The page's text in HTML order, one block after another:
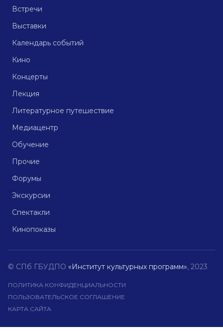
Встречи
Выставки
Календарь событий
Кино
Концерты
Лекция
Литературное путешествие
Медиацентр
Обучение
Прочие
Форумы
Экскурсии
Спектакли
Кинопоказы
© СПб ГБУДПО «Институт культурных программ», 2023
ПОЛИТИКА КОНФИДЕНЦИАЛЬНОСТИ
ПОЛЬЗОВАТЕЛЬСКОЕ СОГЛАШЕНИЕ
КАРТА САЙТА